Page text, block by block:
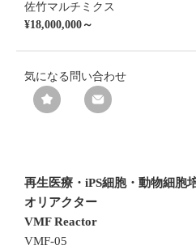
佐竹マルチミクス
¥18,000,000～
気になる 問い合わせ
再生医療・iPS細胞・動物細胞
オリアクター
VMF Reactor
VMF-05